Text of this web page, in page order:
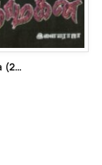
Сын Бога (2003)